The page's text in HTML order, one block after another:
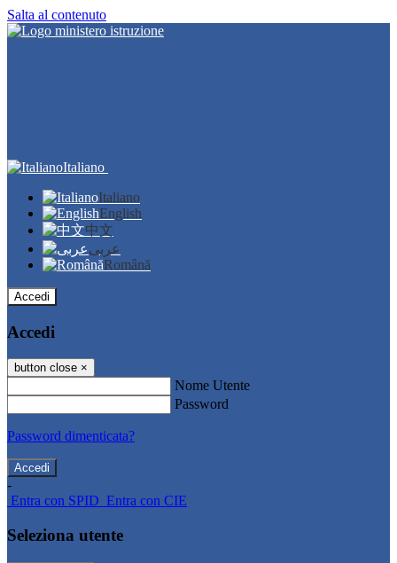
Salta al contenuto
Italiano
Italiano
English
中文
عربى
Română
Accedi
Accedi
button close ×
Nome Utente
Password
Password dimenticata?
-
Entra con SPID Entra con CIE
Seleziona utente